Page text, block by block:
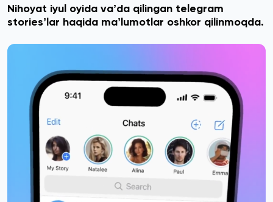
Nihoyat iyul oyida vaʼda qilingan telegram
storiesʼlar haqida maʼlumotlar oshkor qilinmoqda.